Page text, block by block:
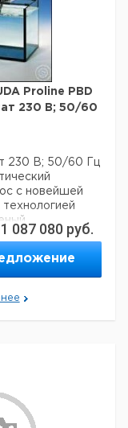
Proline PBD
230 В; 50/60
230 В; 50/60 Гц
с новейшей
для
по меню.
с помощью 3-х
клавиша
простого
с ПИД-
и
1 087 080 руб.